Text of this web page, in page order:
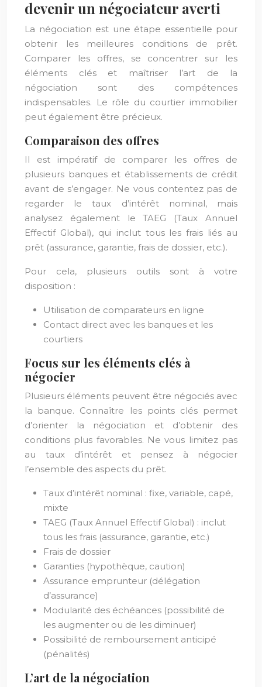
devenir un négociateur averti
La négociation est une étape essentielle pour
obtenir les meilleures conditions de prêt.
Comparer les offres, se concentrer sur les
éléments clés et maîtriser l’art de la
négociation sont des compétences
indispensables. Le rôle du courtier immobilier
peut également être précieux.
Comparaison des offres
Il est impératif de comparer les offres de
plusieurs banques et établissements de crédit
avant de s’engager. Ne vous contentez pas de
regarder le taux d’intérêt nominal, mais
analysez également le TAEG (Taux Annuel
Effectif Global), qui inclut tous les frais liés au
prêt (assurance, garantie, frais de dossier, etc.).
Pour cela, plusieurs outils sont à votre
disposition :
Utilisation de comparateurs en ligne
Contact direct avec les banques et les
courtiers
Focus sur les éléments clés à
négocier
Plusieurs éléments peuvent être négociés avec
la banque. Connaître les points clés permet
d’orienter la négociation et d’obtenir des
conditions plus favorables. Ne vous limitez pas
au taux d’intérêt et pensez à négocier
l’ensemble des aspects du prêt.
Taux d’intérêt nominal : fixe, variable, capé,
mixte
TAEG (Taux Annuel Effectif Global) : inclut
tous les frais (assurance, garantie, etc.)
Frais de dossier
Garanties (hypothèque, caution)
Assurance emprunteur (délégation
d’assurance)
Modularité des échéances (possibilité de
les augmenter ou de les diminuer)
Possibilité de remboursement anticipé
(pénalités)
L’art de la négociation